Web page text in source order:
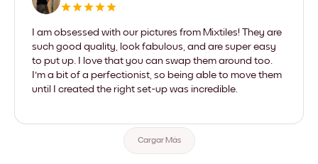
I am obsessed with our pictures from Mixtiles! They are
such good quality, look fabulous, and are super easy
to put up. I love that you can swap them around too.
I'm a bit of a perfectionist, so being able to move them
until I created the right set-up was incredible.
Cargar Más